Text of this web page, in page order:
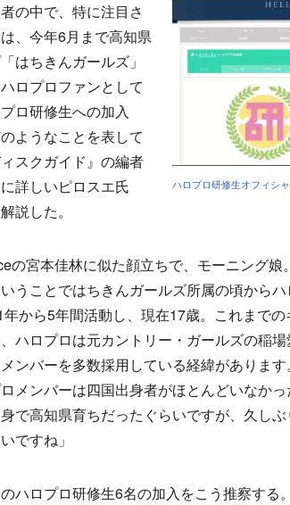
ハロプロ研修生オフィシ
の中で、特に注目さ
、今年6月まで高知県
はちきんガールズ」
ロプロファンとして
ロ研修生への加入
ようなことを表して
スクガイド』の編者
詳しいピロスエ氏
説した。
の宮本佳林に似た顔立ちで、モーニング
うことではちきんガールズ所属の頃から
から5年間活動し、現在17歳。これまで
ハロプロは元カントリー・ガールズの稲
ンバーを多数採用している経緯がありま
メンバーは四国出身者がほとんどいなか
で高知県育ちだったぐらいですが、久し
ですね」
ハロプロ研修生6名の加入をこう推察する。